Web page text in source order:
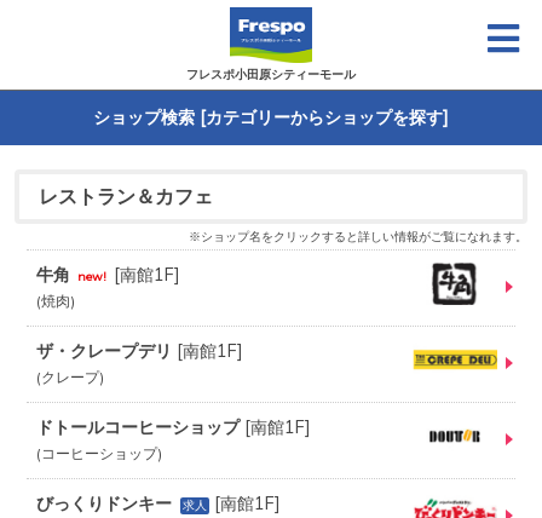
フレスポ小田原シティーモール
ショップ検索 [カテゴリーからショップを探す]
レストラン＆カフェ
※ショップ名をクリックすると詳しい情報がご覧になれます。
牛角 new! [南館1F]
焼肉
ザ・クレープデリ [南館1F]
クレープ
ドトールコーヒーショップ [南館1F]
コーヒーショップ
びっくりドンキー 求人 [南館1F]